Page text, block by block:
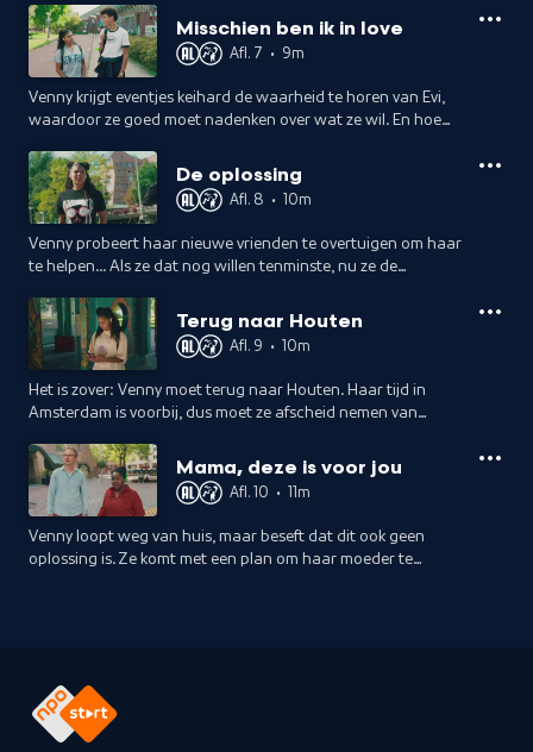
Misschien ben ik in love
Afl. 7 • 9m
Venny krijgt eventjes keihard de waarheid te horen van Evi,
waardoor ze goed moet nadenken over wat ze wil. En hoe
De oplossing
Afl. 8 • 10m
Venny probeert haar nieuwe vrienden te overtuigen om haar
te helpen... Als ze dat nog willen tenminste, nu ze de
Terug naar Houten
Afl. 9 • 10m
Het is zover: Venny moet terug naar Houten. Haar tijd in
Amsterdam is voorbij, dus moet ze afscheid nemen van
Mama, deze is voor jou
Afl. 10 • 11m
Venny loopt weg van huis, maar beseft dat dit ook geen
oplossing is. Ze komt met een plan om haar moeder te